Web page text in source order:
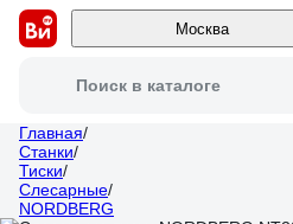
Москва
Поиск в каталоге
Главная/
Станки/
Тиски/
Слесарные/
NORDBERG